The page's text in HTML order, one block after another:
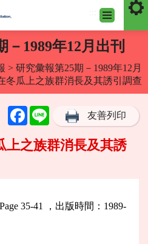
－1989年12月出刊
> 研究彙報第25期－1989年12月
冬瓜上之族群消長及其誘引調查
FacebookLine 友善列印
上之族群消長及其誘
35-41 ，出版時間：1989-